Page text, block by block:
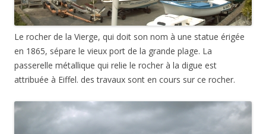
Le rocher de la Vierge, qui doit son nom à une statue érigée
en 1865, sépare le vieux port de la grande plage. La
passerelle métallique qui relie le rocher à la digue est
attribuée à Eiffel. des travaux sont en cours sur ce rocher.